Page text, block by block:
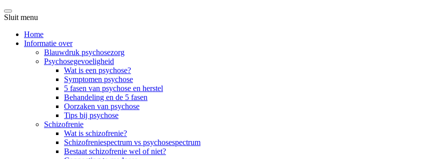
Sluit menu
Home
Informatie over
Blauwdruk psychosezorg
Psychosegevoeligheid
Wat is een psychose?
Symptomen psychose
5 fasen van psychose en herstel
Behandeling en de 5 fasen
Oorzaken van psychose
Tips bij psychose
Schizofrenie
Wat is schizofrenie?
Schizofreniespectrum vs psychosespectrum
Bestaat schizofrenie wel of niet?